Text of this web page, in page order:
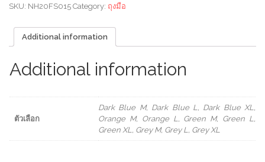
Non-
Touch
Screen
Gloves(ราคา
คู่)
SKU: NH20FS015 Category: ถุงมือ
Additional information
Additional information
ตัวเลือก
Dark Blue M, Dark Blue L, Dark Blue XL,
Orange M, Orange L, Green M, Green L,
Green XL, Grey M, Grey L, Grey XL